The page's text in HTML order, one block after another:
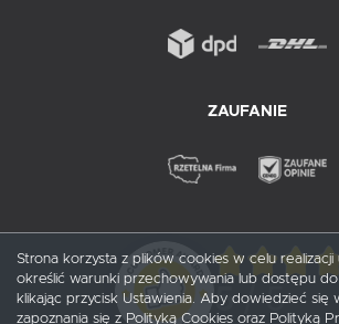
ZAUFANIE
5/ 5
Strona korzysta z plików cookies w celu realizacji
określić warunki przechowywania lub dostępu
klikając przycisk Ustawienia. Aby dowiedzieć się
zapoznania się z Polityką Cookies oraz Polityką